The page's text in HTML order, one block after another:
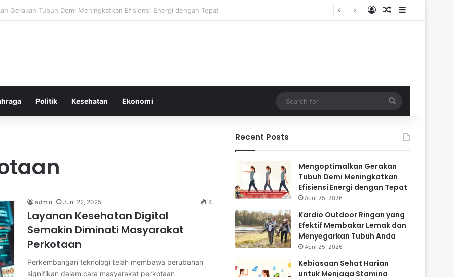
Ringan yang Efektif Membakar Lemak dan Menyegarkan Tubuh Anda Log InRandom Article
Sidebar
Politik Kesehatan Ekonomi
for
admin Juni 22, 2025 4
Layanan Kesehatan Digital
Semakin Diminati Masyarakat
Perkotaan
Perkembangan teknologi telah membawa perubahan
signifikan dalam cara masyarakat perkotaan
Recent Posts
Mengoptimalkan Gerakan
Tubuh Demi Meningkatkan
Efisiensi Energi dengan Tepat
April 25, 2026
Kardio Outdoor Ringan yang
Efektif Membakar Lemak dan
Menyegarkan Tubuh Anda
April 25, 2026
Kebiasaan Sehat Harian
untuk Menjaga Stamina